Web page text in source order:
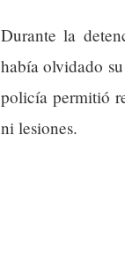
Durante la
había olvidado
policía permitió
ni lesiones.